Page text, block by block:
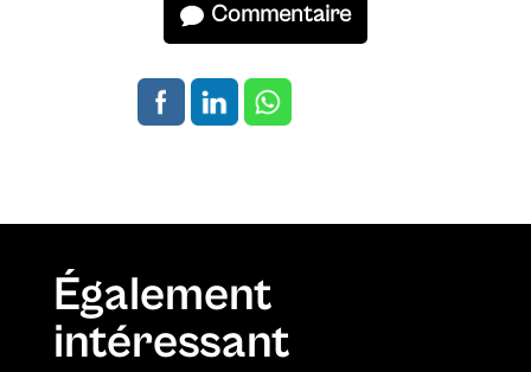
Commentaire
Également
intéressant